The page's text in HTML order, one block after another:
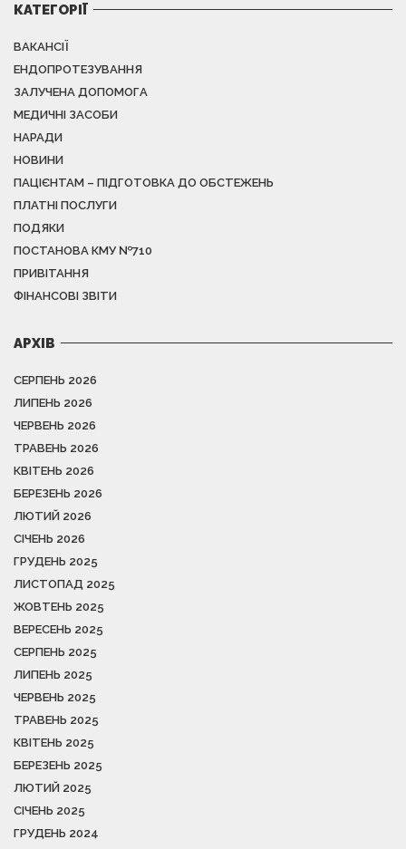
КАТЕГОРІЇ
ВАКАНСІЇ
ЕНДОПРОТЕЗУВАННЯ
ЗАЛУЧЕНА ДОПОМОГА
МЕДИЧНІ ЗАСОБИ
НАРАДИ
НОВИНИ
ПАЦІЄНТАМ – ПІДГОТОВКА ДО ОБСТЕЖЕНЬ
ПЛАТНІ ПОСЛУГИ
ПОДЯКИ
ПОСТАНОВА КМУ №710
ПРИВІТАННЯ
ФІНАНСОВІ ЗВІТИ
АРХІВ
СЕРПЕНЬ 2026
ЛИПЕНЬ 2026
ЧЕРВЕНЬ 2026
ТРАВЕНЬ 2026
КВІТЕНЬ 2026
БЕРЕЗЕНЬ 2026
ЛЮТИЙ 2026
СІЧЕНЬ 2026
ГРУДЕНЬ 2025
ЛИСТОПАД 2025
ЖОВТЕНЬ 2025
ВЕРЕСЕНЬ 2025
СЕРПЕНЬ 2025
ЛИПЕНЬ 2025
ЧЕРВЕНЬ 2025
ТРАВЕНЬ 2025
КВІТЕНЬ 2025
БЕРЕЗЕНЬ 2025
ЛЮТИЙ 2025
СІЧЕНЬ 2025
ГРУДЕНЬ 2024